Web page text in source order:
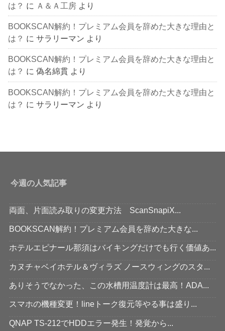
は？ に Ａ＆Ａ工房 より
BOOKSCAN解約！プレミアム会員を辞めた大きな理由と
は？ にサラリーマン より
BOOKSCAN解約！プレミアム会員を辞めた大きな理由と
は？ に偽名綿貫 より
BOOKSCAN解約！プレミアム会員を辞めた大きな理由と
は？ にサラリーマン より
今週の人気記事
両面、片面読み取りの変更方法 ScanSnapiX...
BOOKSCAN解約！プレミアム会員を辞めた大きな...
ホテルエピナール那須はバイキングだけでも行く価値あ...
カヌチャベイホテル＆ヴィラズ ノースウィングのスタ...
ありそうでなかった、この水槽用温度計は最高！ADA...
スマホの機種変更！lineトーク復元等やる事は盛り...
QNAP TS-212でHDDエラー発生！発覚から...